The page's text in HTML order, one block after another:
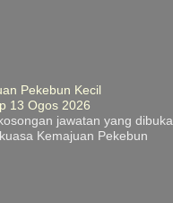
Pekebun Kecil
13 Ogos 2026
jawatan yang dibuka
Kemajuan Pekebun